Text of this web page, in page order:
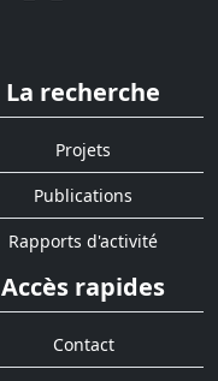
La recherche
Projets
Publications
Rapports d'activité
Accès rapides
Contact